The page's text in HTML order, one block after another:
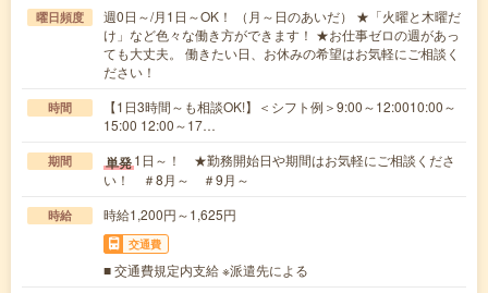
曜日頻度
週0日～/月1日～OK！ （月～日のあいだ） ★「火曜と木曜だ
け」など色々な働き方ができます！ ★お仕事ゼロの週があっ
ても大丈夫。 働きたい日、お休みの希望はお気軽にご相談く
ださい！
時間
【1日3時間～も相談OK!】＜シフト例＞9:00～12:0010:00～
15:00 12:00～17…
期間 単発1日～！ ★勤務開始日や期間はお気軽にご相談くださ
い！ ＃8月～ ＃9月～
時給 時給1,200円～1,625円
交通費
■ 交通費規定内支給 ※派遣先による